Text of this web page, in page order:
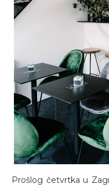
Prošlog četvrtka u